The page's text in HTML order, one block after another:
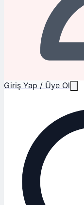
Giriş Yap / Üye Ol